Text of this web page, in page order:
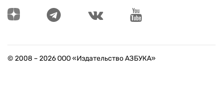
© 2008 – 2026ООО «Издательство АЗБУКА»